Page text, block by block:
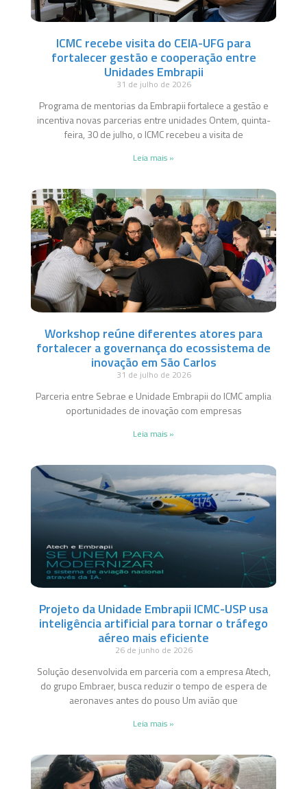
ICMC recebe visita do CEIA-UFG para
fortalecer gestão e cooperação entre
Unidades Embrapii
31 de julho de 2026
Programa de mentorias da Embrapii fortalece a gestão e
incentiva novas parcerias entre unidades Ontem, quinta-
feira, 30 de julho, o ICMC recebeu a visita de
Leia mais »
Workshop reúne diferentes atores para
fortalecer a governança do ecossistema de
inovação em São Carlos
31 de julho de 2026
Parceria entre Sebrae e Unidade Embrapii do ICMC amplia
oportunidades de inovação com empresas
Leia mais »
Projeto da Unidade Embrapii ICMC-USP usa
inteligência artificial para tornar o tráfego
aéreo mais eficiente
26 de junho de 2026
Solução desenvolvida em parceria com a empresa Atech,
do grupo Embraer, busca reduzir o tempo de espera de
aeronaves antes do pouso Um avião que
Leia mais »